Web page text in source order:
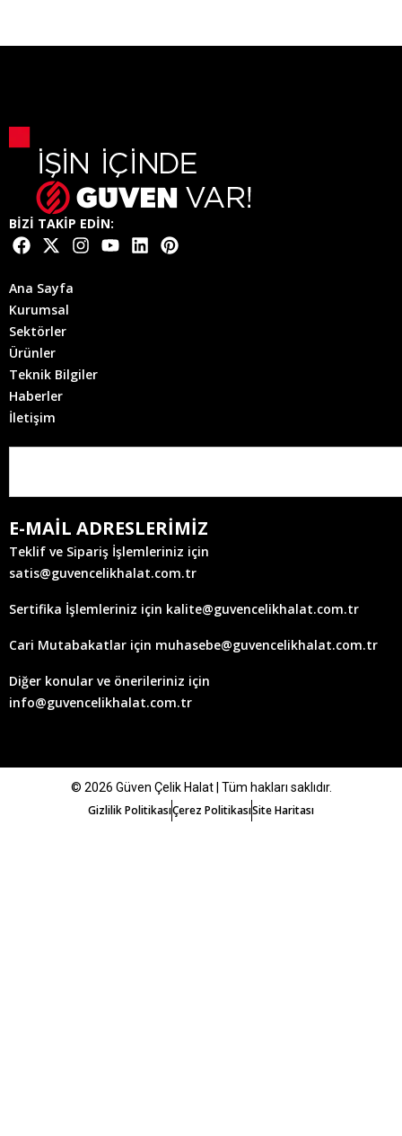
BİZİ TAKİP EDİN:
Ana Sayfa
Kurumsal
Sektörler
Ürünler
Teknik Bilgiler
Haberler
İletişim
E-MAİL ADRESLERİMİZ
Teklif ve Sipariş İşlemleriniz için
satis@guvencelikhalat.com.tr
Sertifika İşlemleriniz için kalite@guvencelikhalat.com.tr
Cari Mutabakatlar için muhasebe@guvencelikhalat.com.tr
Diğer konular ve önerileriniz için
info@guvencelikhalat.com.tr
© 2026 Güven Çelik Halat | Tüm hakları saklıdır.
Gizlilik PolitikasıÇerez PolitikasıSite Haritası